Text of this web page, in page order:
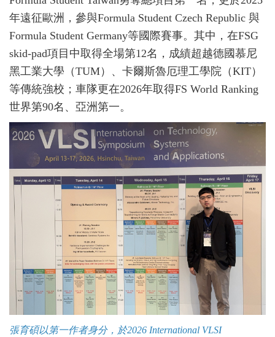
年遠征歐洲，參與Formula Student Czech Republic 與
Formula Student Germany等國際賽事。其中，在FSG
skid-pad項目中取得全場第12名，成績超越德國慕尼
黑工業大學（TUM）、卡爾斯魯厄理工學院（KIT）
等傳統強校；車隊更在2026年取得FS World Ranking
世界第90名、亞洲第一。
張育碩以第一作者身分，於2026 International VLSI